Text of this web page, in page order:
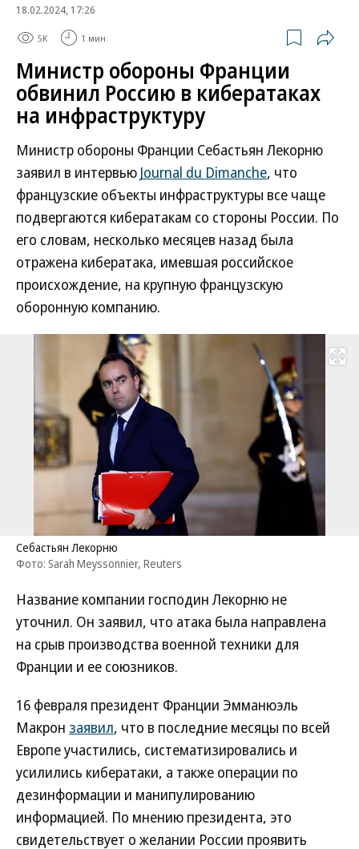
18.02.2024, 17:26
5K 1 мин.
Министр обороны Франции
обвинил Россию в кибератаках
на инфраструктуру
Министр обороны Франции Себастьян Лекорню
заявил в интервью Journal du Dimanche, что
французские объекты инфраструктуры все чаще
подвергаются кибератакам со стороны России. По
его словам, несколько месяцев назад была
отражена кибератака, имевшая российское
происхождение, на крупную французскую
оборонную компанию.
Развернуть
Себастьян Лекорню
Фото: Sarah Meyssonnier, Reuters
Название компании господин Лекорню не
уточнил. Он заявил, что атака была направлена
на срыв производства военной техники для
Франции и ее союзников.
16 февраля президент Франции Эмманюэль
Макрон заявил, что в последние месяцы по всей
Европе участились, систематизировались и
усилились кибератаки, а также операции по
дезинформации и манипулированию
информацией. По мнению президента, это
свидетельствует о желании России проявить